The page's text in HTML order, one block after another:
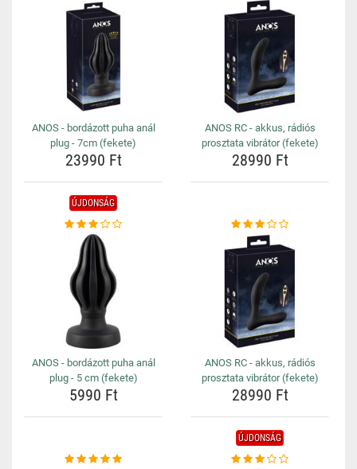
ANOS - bordázott puha anál
plug - 7cm (fekete)
23990 Ft
ANOS RC - akkus, rádiós
prosztata vibrátor (fekete)
28990 Ft
ÚJDONSÁG
ANOS - bordázott puha anál
plug - 5 cm (fekete)
5990 Ft
ANOS RC - akkus, rádiós
prosztata vibrátor (fekete)
28990 Ft
ÚJDONSÁG